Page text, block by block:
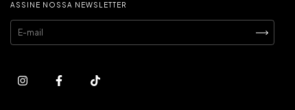
ASSINE NOSSA NEWSLETTER